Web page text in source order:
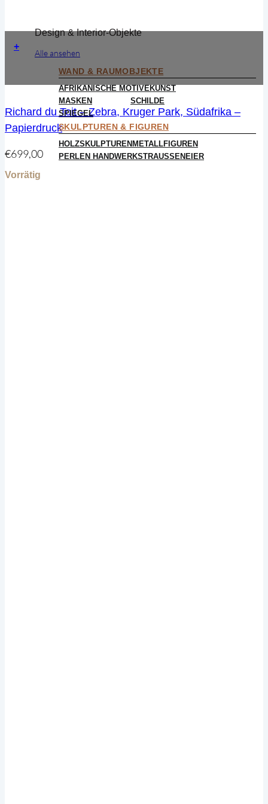
Design & Interior-Objekte
Alle ansehen
WAND & RAUMOBJEKTE
AFRIKANISCHE MOTIVEKUNST
MASKEN
SCHILDE
SPIEGEL
SKULPTUREN & FIGUREN
HOLZSKULPTURENMETALLFIGUREN
PERLEN HANDWERKSTRAUSSENEIER
+
Richard du Toit – Zebra, Kruger Park, Südafrika –
Papierdruck
€699,00
Vorrätig